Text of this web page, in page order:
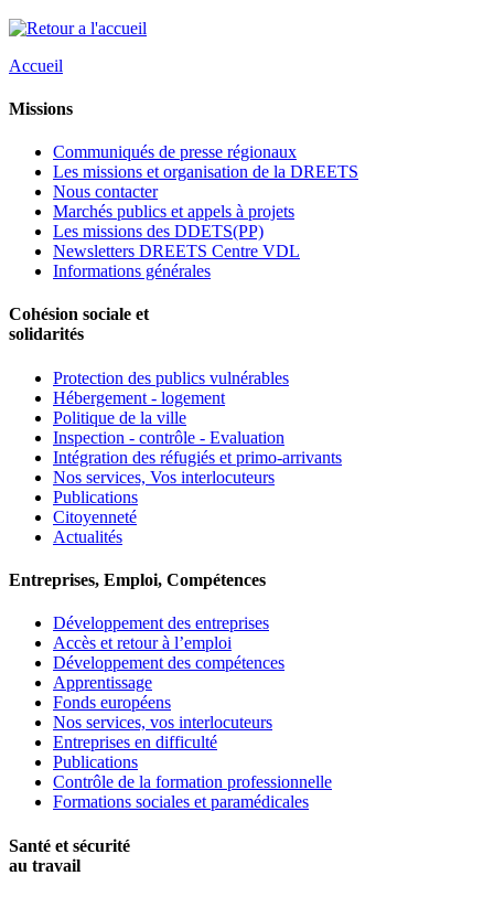
Accueil
Missions
Communiqués de presse régionaux
Les missions et organisation de la DREETS
Nous contacter
Marchés publics et appels à projets
Les missions des DDETS(PP)
Newsletters DREETS Centre VDL
Informations générales
Cohésion sociale et
solidarités
Protection des publics vulnérables
Hébergement - logement
Politique de la ville
Inspection - contrôle - Evaluation
Intégration des réfugiés et primo-arrivants
Nos services, Vos interlocuteurs
Publications
Citoyenneté
Actualités
Entreprises, Emploi, Compétences
Développement des entreprises
Accès et retour à l’emploi
Développement des compétences
Apprentissage
Fonds européens
Nos services, vos interlocuteurs
Entreprises en difficulté
Publications
Contrôle de la formation professionnelle
Formations sociales et paramédicales
Santé et sécurité
au travail